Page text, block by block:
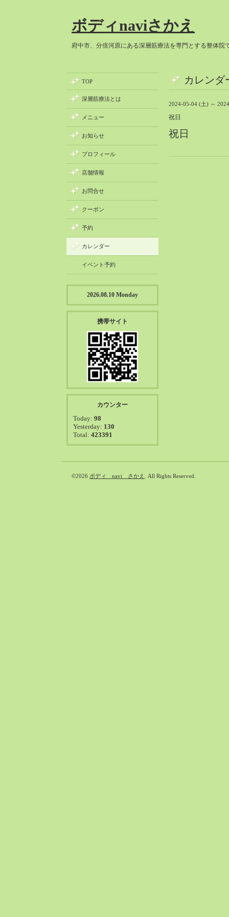
ボディnaviさかえ
府中市、分倍河原にある深層筋療法を専門とする整体院
カレンダ
2024-05-04 (土) ～
祝日
祝日
TOP
深層筋療法とは
メニュー
お知らせ
プロフィール
店舗情報
お問合せ
クーポン
予約
カレンダー
イベント予約
2026.08.10 Monday
携帯サイト
カウンター
Today: 98
Yesterday: 130
Total: 423391
©2026 ボディ navi さかえ . All Rights Reserved.